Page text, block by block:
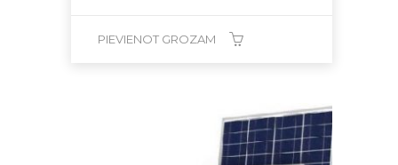
PIEVIENOT GROZAM